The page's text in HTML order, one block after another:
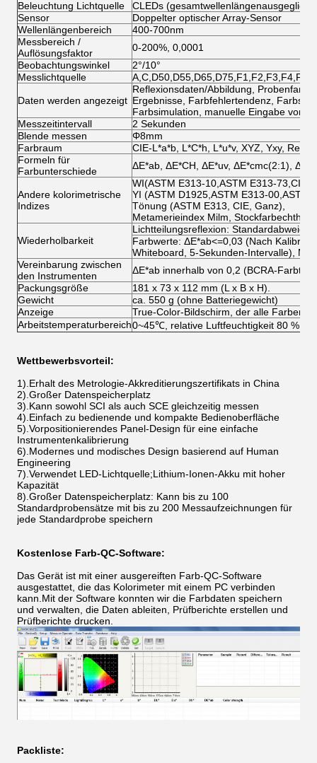
Beleuchtung Lichtquelle
CLEDs
Sensor
Doppelter optischer Array-Sensor
Wellenlängenbereich
400-700nm
Messbereich /
Auflösungsfaktor
0-200%, 0,0001
Beobachtungswinkel
2°/10°
Messlichtquelle
Daten werden angezeigt
Reflexionsdaten/Abbildung,
Ergebnisse, Farbfehlertendenz,
Farbsimulation, manuelle Eingabe von
Messzeitintervall
2 Sekunden
Blende messen
Φ8mm
Farbraum
CIE-L*a*b, L*C*h, L*u*v, XYZ, Yxy,
Formeln für
Farbunterschiede
ΔE*ab, ΔE*CH, ΔE*uv, ΔE*cmc(2:1),
Andere kolorimetrische
Indizes
WI(ASTM E313-10,ASTM E313-73,CIE/
YI (ASTM D1925,ASTM E313-00,ASTM
Tönung (ASTM E313, CIE, Ganz),
Metamerieindex Milm,
Wiederholbarkeit
Lichtteilungsreflexion:
Farbwerte: ΔE*ab<=0,03 (Nach
Whiteboard, 5-Sekunden-Intervalle),
Vereinbarung zwischen
den Instrumenten
ΔE*ab innerhalb von 0,2 (BCRA-
Packungsgröße
181 x 73 x 112 mm (L x B x H).
Gewicht
ca. 550 g (ohne Batteriegewicht)
Anzeige
True-Color-Bildschirm, der alle Farben
Arbeitstemperaturbereich0~45℃, relative Luftfeuchtigkeit 80 %
Wettbewerbsvorteil:
1).Erhalt des Metrologie-Akkreditierungszertifikats in China
2).Großer Datenspeicherplatz
3). Kann sowohl SCI als auch SCE gleichzeitig messen
4).Einfach zu bedienende und kompakte Bedienoberfläche
5).Vorpositionierendes Panel-Design für eine einfache
Instrumentenkalibrierung
6). Modernes und modisches Design basierend auf Human
Engineering
7). Verwendet LED-Lichtquelle;Lithium-Ionen-Akku mit hoher
Kapazität
8).Großer Datenspeicherplatz: Kann bis zu 100
Standardprobensätze mit bis zu 200 Messaufzeichnungen für
jede Standardprobe speichern
Kostenlose Farb-QC-Software:
Das Gerät ist mit einer ausgereiften Farb-QC-Software
ausgestattet, die das Kolorimeter mit einem PC verbinden
kann.Mit der Software konnten wir die Farbdaten speichern
und verwalten, die Daten ableiten, Prüfberichte erstellen und
Prüfberichte drucken.
Packliste: